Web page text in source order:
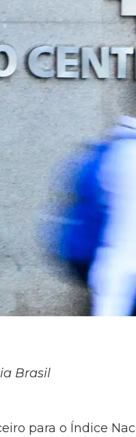
Brasil
para o Índice